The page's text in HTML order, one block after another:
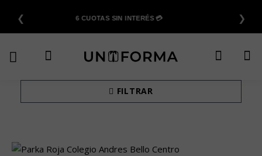
contenido
❮ 6 CUOTAS SIN INTERÉS 💳 ❯
FILTRAR